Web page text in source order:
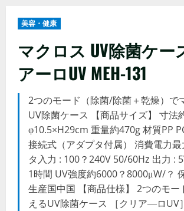
ュ美容・健康
マクロス UV除菌ケー
アーロUV MEH-131
2つのモード（除菌/除菌＋乾燥）で
UV除菌ケース 【商品サイズ】 寸法
φ10.5×H29cm 重量約470g 材質PP
接続式（アダプタ付属） 消費電力
タ入力 : 100？240V 50/60Hz 出力 :
1時間 UV強度約6000？8000μW/？
生産国中国 【商品仕様】 2つのモー
えるUV除菌ケース ［クリア―ロUV